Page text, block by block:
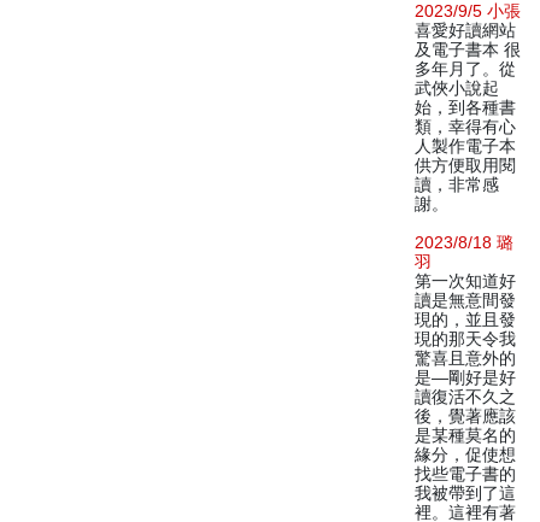
2023/9/5 小張
喜愛好讀網站
及電子書本 很
多年月了。從
武俠小說起
始，到各種書
類，幸得有心
人製作電子本
供方便取用閱
讀，非常感
謝。
2023/8/18 璐
羽
第一次知道好
讀是無意間發
現的，並且發
現的那天令我
驚喜且意外的
是—剛好是好
讀復活不久之
後，覺著應該
是某種莫名的
緣分，促使想
找些電子書的
我被帶到了這
裡。這裡有著